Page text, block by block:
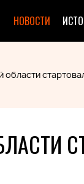
НОВОСТИ
области